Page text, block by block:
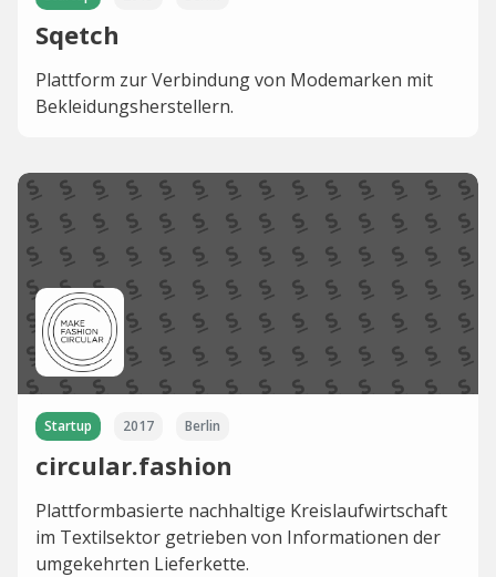
Sqetch
Plattform zur Verbindung von Modemarken mit
Bekleidungsherstellern.
Startup 2017 Berlin
circular.fashion
Plattformbasierte nachhaltige Kreislaufwirtschaft
im Textilsektor getrieben von Informationen der
umgekehrten Lieferkette.